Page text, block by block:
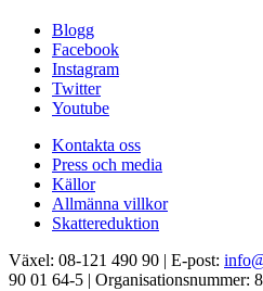
Blogg
Facebook
Instagram
Twitter
Youtube
Kontakta oss
Press och media
Källor
Allmänna villkor
Skattereduktion
Växel: 08-121 490 90 | E-post:
90 01 64-5 | Organisationsnummer: